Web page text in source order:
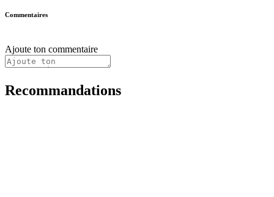
Commentaires
Ajoute ton commentaire
Recommandations